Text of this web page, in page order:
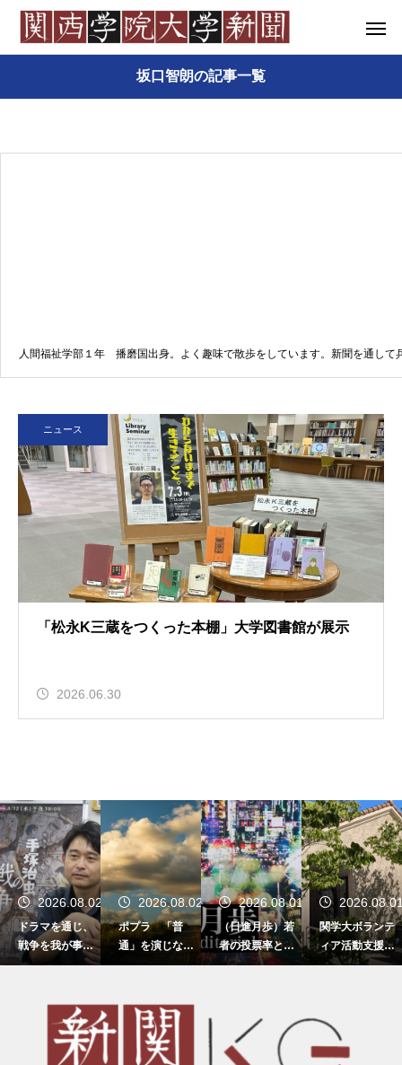
坂口智朗の記事一覧
人間福祉学部１年 播磨国出身。よく趣味で散歩をしています。新聞を通して
ニュース
「松永K三蔵をつくった本棚」大学図書館が展示
2026.06.30
2026.08.02
ドラマを通じ、
戦争を我が事と
して捉える契機
治虫の戦争」
2026.08.02
ポプラ 「普
通」を演じなく
てもいいように
2026.08.01
（日進月歩）若
者の投票率と地
方選挙の投票率
関学大ボランテ
ィア活動支援セ
ンター 開設10周
り身近に 11月
に記念行事も